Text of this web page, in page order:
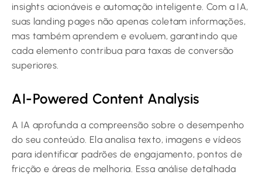
insights acionáveis e automação inteligente. Com a IA,
suas landing pages não apenas coletam informações,
mas também aprendem e evoluem, garantindo que
cada elemento contribua para taxas de conversão
superiores.
AI-Powered Content Analysis
A IA aprofunda a compreensão sobre o desempenho
do seu conteúdo. Ela analisa texto, imagens e vídeos
para identificar padrões de engajamento, pontos de
fricção e áreas de melhoria. Essa análise detalhada